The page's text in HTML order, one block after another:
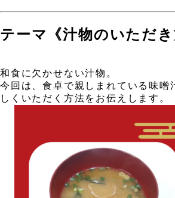
テーマ《汁物のいただ
和食に欠かせない汁物。
今回は、食卓で親しまれている味噌
しくいただく方法をお伝えします。